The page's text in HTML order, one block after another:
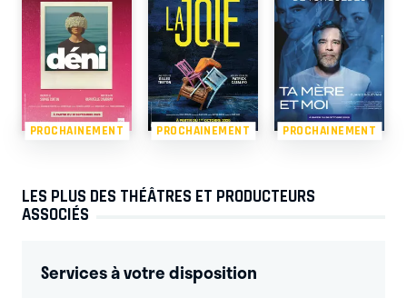
PROCHAINEMENT PROCHAINEMENT PROCHAINEMENT
LES PLUS DES THÉÂTRES ET PRODUCTEURS
ASSOCIÉS
Services à votre disposition